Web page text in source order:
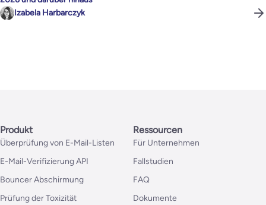
Izabela Harbarczyk
Produkt
Überprüfung von E-Mail-Listen
E-Mail-Verifizierung API
Bouncer Abschirmung
Prüfung der Toxizität
Ressourcen
Für Unternehmen
Fallstudien
FAQ
Dokumente